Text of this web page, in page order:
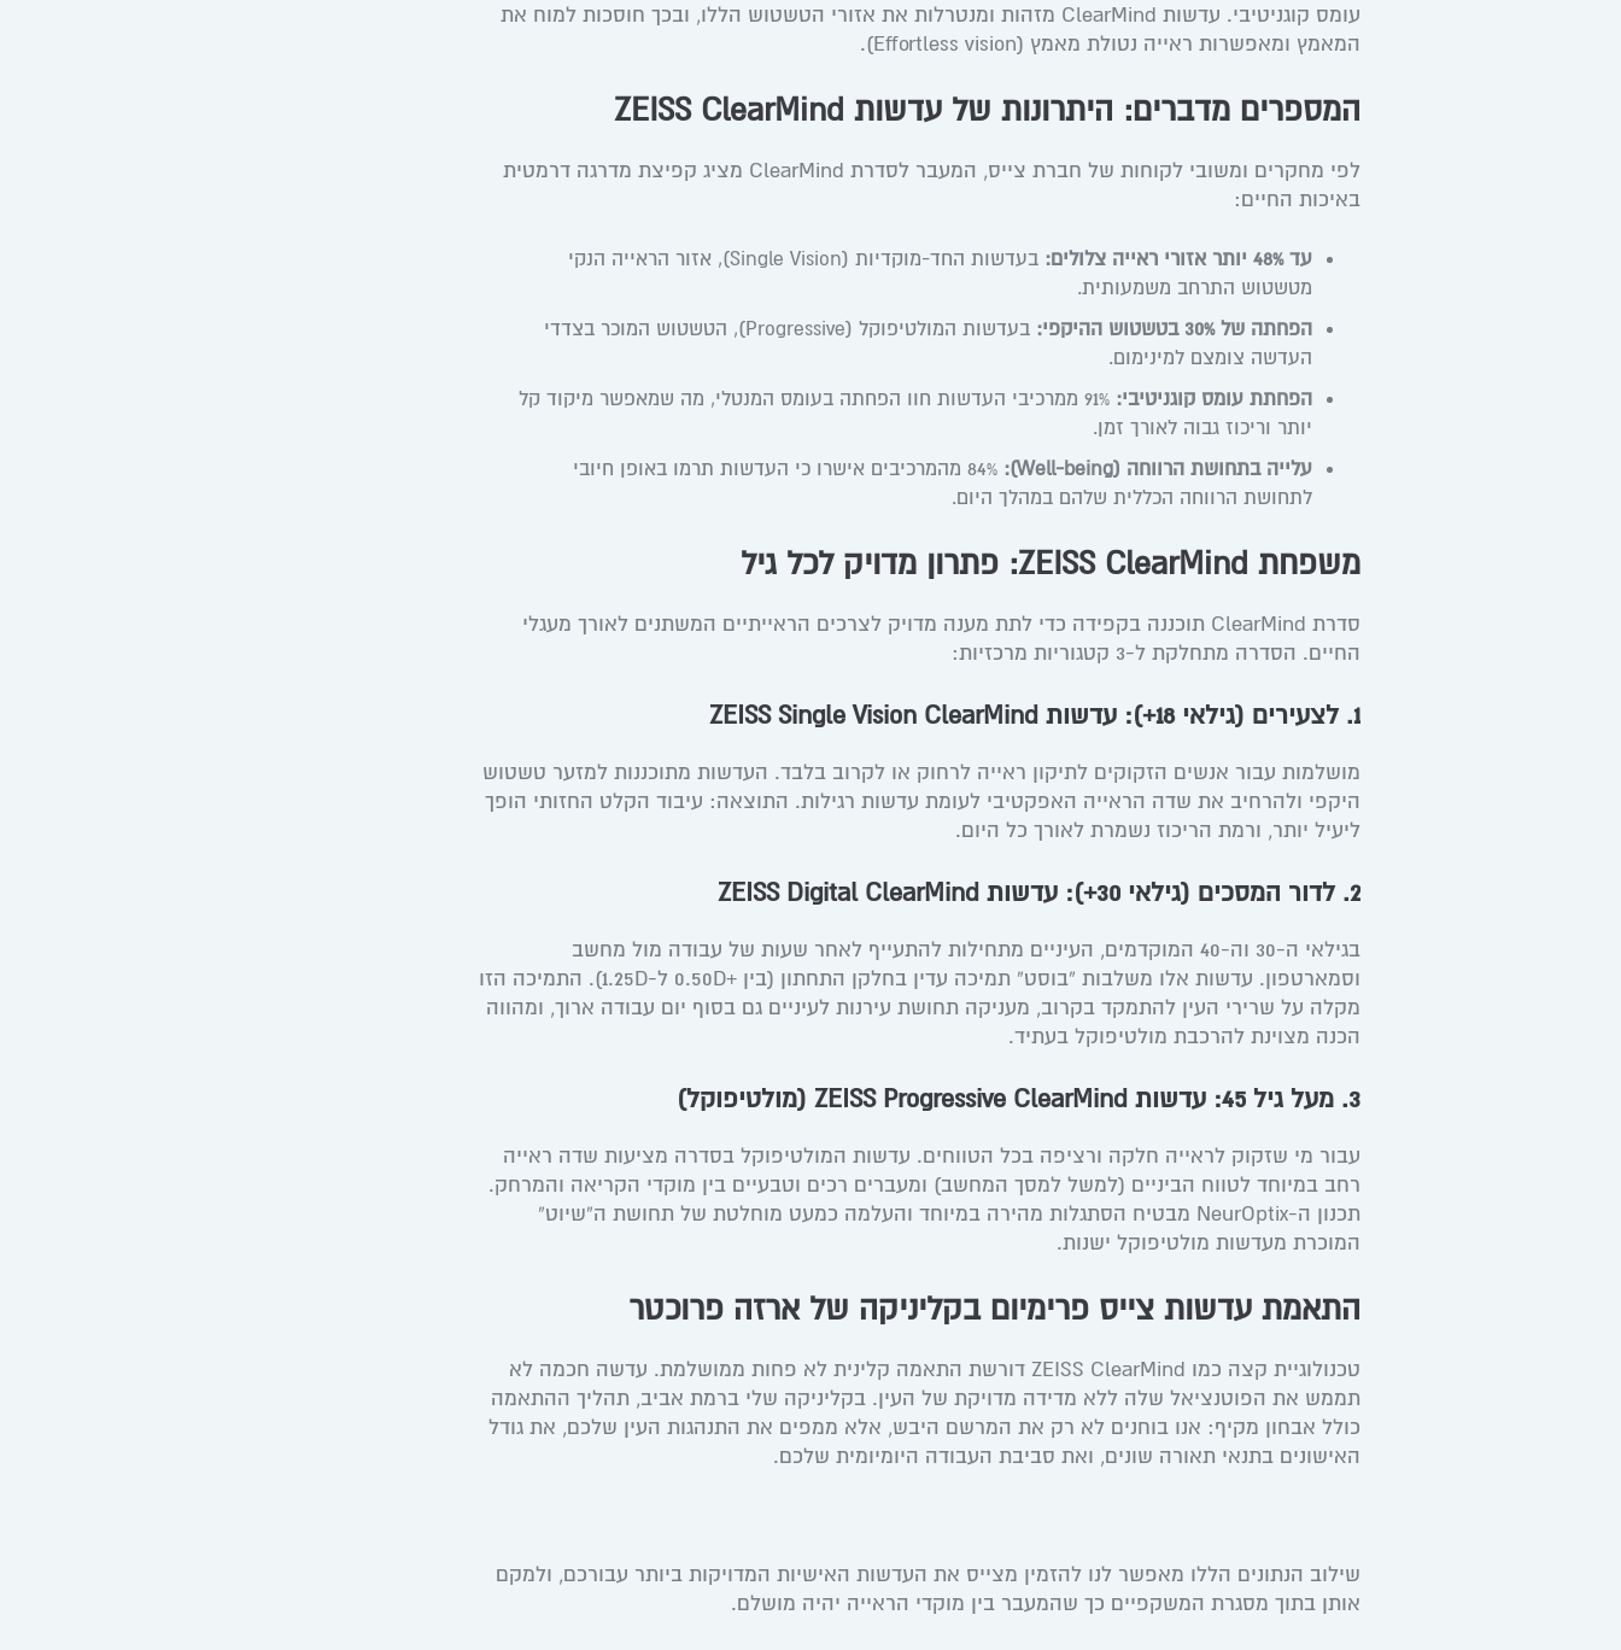
עומס קוגניטיבי. עדשות ClearMind מזהות ומנטרלות את אזורי הטשטוש הללו, ובכך חוסכות למוח את
המאמץ ומאפשרות ראייה נטולת מאמץ (Effortless vision).
המספרים מדברים: היתרונות של עדשות ZEISS ClearMind
לפי מחקרים ומשובי לקוחות של חברת צייס, המעבר לסדרת ClearMind מציג קפיצת מדרגה דרמטית
באיכות החיים:
עד 48% יותר אזורי ראייה צלולים:
בעדשות החד-מוקדיות (Single Vision), אזור הראייה הנקי
מטשטוש התרחב משמעותית.
הפחתה של 30% בטשטוש ההיקפי:
בעדשות המולטיפוקל (Progressive), הטשטוש המוכר בצדדי
העדשה צומצם למינימום.
הפחתת עומס קוגניטיבי:
91% ממרכיבי העדשות חוו הפחתה בעומס המנטלי, מה שמאפשר מיקוד קל
יותר וריכוז גבוה לאורך זמן.
עלייה בתחושת הרווחה (Well-being):
84% מהמרכיבים אישרו כי העדשות תרמו באופן חיובי
לתחושת הרווחה הכללית שלהם במהלך היום.
משפחת ZEISS ClearMind: פתרון מדויק לכל גיל
סדרת ClearMind תוכננה בקפידה כדי לתת מענה מדויק לצרכים הראייתיים המשתנים לאורך מעגלי
החיים. הסדרה מתחלקת ל-3 קטגוריות מרכזיות:
1. לצעירים (גילאי 18+): עדשות ZEISS Single Vision ClearMind
מושלמות עבור אנשים הזקוקים לתיקון ראייה לרחוק או לקרוב בלבד. העדשות מתוכננות למזער טשטוש
היקפי ולהרחיב את שדה הראייה האפקטיבי לעומת עדשות רגילות. התוצאה: עיבוד הקלט החזותי הופך
ליעיל יותר, ורמת הריכוז נשמרת לאורך כל היום.
2. לדור המסכים (גילאי 30+): עדשות ZEISS Digital ClearMind
בגילאי ה-30 וה-40 המוקדמים, העיניים מתחילות להתעייף לאחר שעות של עבודה מול מחשב
וסמארטפון. עדשות אלו משלבות “בוסט” תמיכה עדין בחלקן התחתון (בין +0.50D ל-1.25D). התמיכה הזו
מקלה על שרירי העין להתמקד בקרוב, מעניקה תחושת עירנות לעיניים גם בסוף יום עבודה ארוך, ומהווה
הכנה מצוינת להרכבת מולטיפוקל בעתיד.
3. מעל גיל 45: עדשות ZEISS Progressive ClearMind (מולטיפוקל)
עבור מי שזקוק לראייה חלקה ורציפה בכל הטווחים. עדשות המולטיפוקל בסדרה מציעות שדה ראייה
רחב במיוחד לטווח הביניים (למשל למסך המחשב) ומעברים רכים וטבעיים בין מוקדי הקריאה והמרחק.
תכנון ה-NeurOptix מבטיח הסתגלות מהירה במיוחד והעלמה כמעט מוחלטת של תחושת ה”שיוט”
המוכרת מעדשות מולטיפוקל ישנות.
התאמת עדשות צייס פרימיום בקליניקה של ארזה פרוכטר
טכנולוגיית קצה כמו ZEISS ClearMind דורשת התאמה קלינית לא פחות ממושלמת. עדשה חכמה לא
תממש את הפוטנציאל שלה ללא מדידה מדויקת של העין. בקליניקה שלי ברמת אביב, תהליך ההתאמה
כולל אבחון מקיף: אנו בוחנים לא רק את המרשם היבש, אלא ממפים את התנהגות העין שלכם, את גודל
האישונים בתנאי תאורה שונים, ואת סביבת העבודה היומיומית שלכם.
שילוב הנתונים הללו מאפשר לנו להזמין מצייס את העדשות האישיות המדויקות ביותר עבורכם, ולמקם
אותן בתוך מסגרת המשקפיים כך שהמעבר בין מוקדי הראייה יהיה מושלם.